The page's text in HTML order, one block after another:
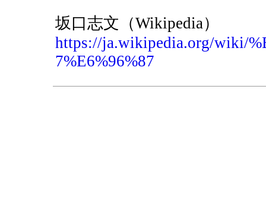
坂口志文（Wikipedia）
https://ja.wikipedia.org/wiki/
7%E6%96%87